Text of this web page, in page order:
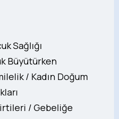
Sağlığı
Büyütürken
/ Kadın Doğum
/ Gebeliğe